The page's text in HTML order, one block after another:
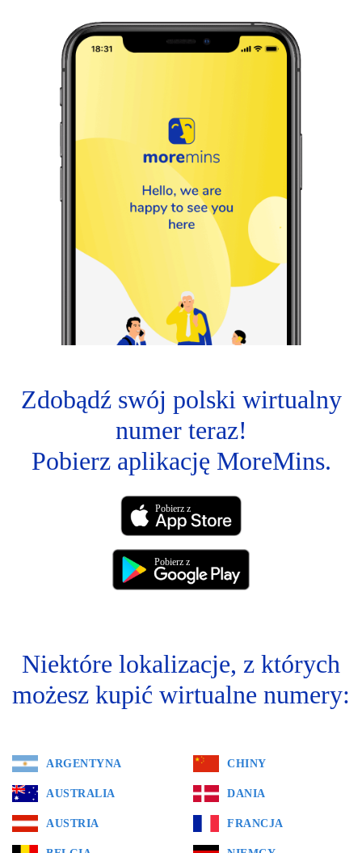
Zdobądź swój polski wirtualny
numer teraz!
Pobierz aplikację MoreMins.
Pobierz z
Pobierz z
Niektóre lokalizacje, z których
możesz kupić wirtualne numery:
ARGENTYNA
AUSTRALIA
AUSTRIA
CHINY
DANIA
FRANCJA